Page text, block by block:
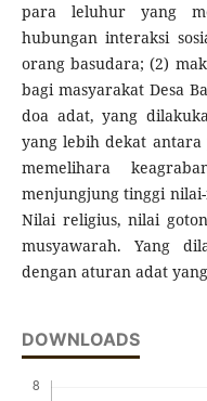
para leluhur yang
hubungan interaksi
orang basudara; (2)
bagi masyarakat Desa
doa adat, yang
yang lebih dekat
memelihara
menjungjung tinggi
Nilai religius, nilai
musyawarah. Yang
dengan aturan adat
DOWNLOADS